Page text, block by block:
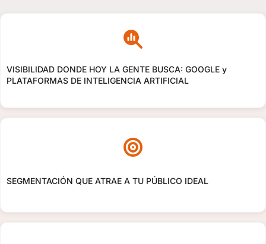
VISIBILIDAD DONDE HOY LA GENTE BUSCA: GOOGLE y
PLATAFORMAS DE INTELIGENCIA ARTIFICIAL
SEGMENTACIÓN QUE ATRAE A TU PÚBLICO IDEAL